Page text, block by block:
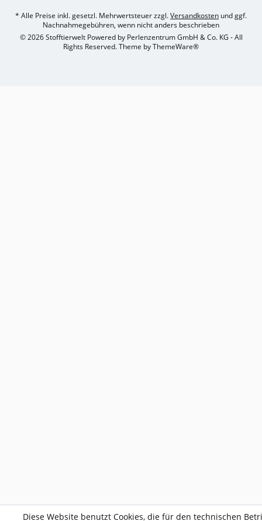
* Alle Preise inkl. gesetzl. Mehrwertsteuer zzgl.Versandkosten und ggf.
Nachnahmegebühren, wenn nicht anders beschrieben
© 2026 Stofftierwelt Powered by Perlenzentrum GmbH & Co. KG - All
Rights Reserved. Theme byThemeWare®
Diese Website benutzt Cookies, die für den technischen